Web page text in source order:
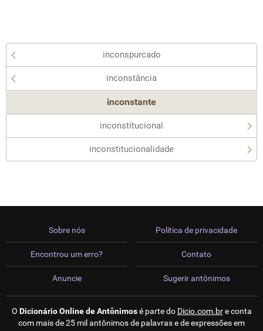
inconspurcado
inconstância
inconstante
inconstitucional
inconstitucionalidade
Sobre nós
Encontrou um erro?
Anuncie
Política de privacidade
Contato
Sugerir antônimos
O Dicionário Online de Antônimosé parte do Dicio.com.bre conta
com mais de 25 mil antônimos de palavras e de expressões em